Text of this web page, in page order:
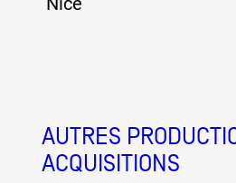
AUTRES
ACQUISITIONS